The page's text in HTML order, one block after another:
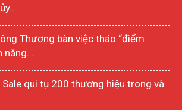
Thương bàn việc tháo “điểm
năng...
Sale qui tụ 200 thương hiệu trong và